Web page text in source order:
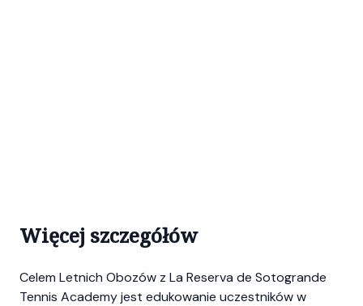
Więcej szczegółów
Celem Letnich Obozów z La Reserva de Sotogrande
Tennis Academy jest edukowanie uczestników w